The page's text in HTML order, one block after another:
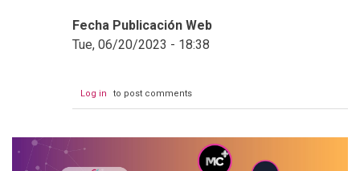
Fecha Publicación Web
Tue, 06/20/2023 - 18:38
Log in to post comments